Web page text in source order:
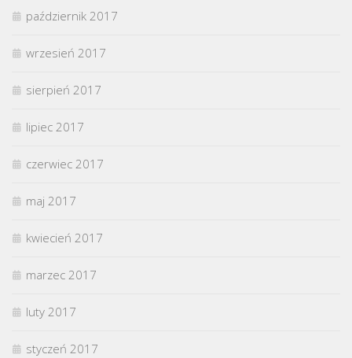
październik 2017
wrzesień 2017
sierpień 2017
lipiec 2017
czerwiec 2017
maj 2017
kwiecień 2017
marzec 2017
luty 2017
styczeń 2017